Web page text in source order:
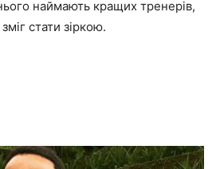
наймають кращих тренерів,
стати зіркою.